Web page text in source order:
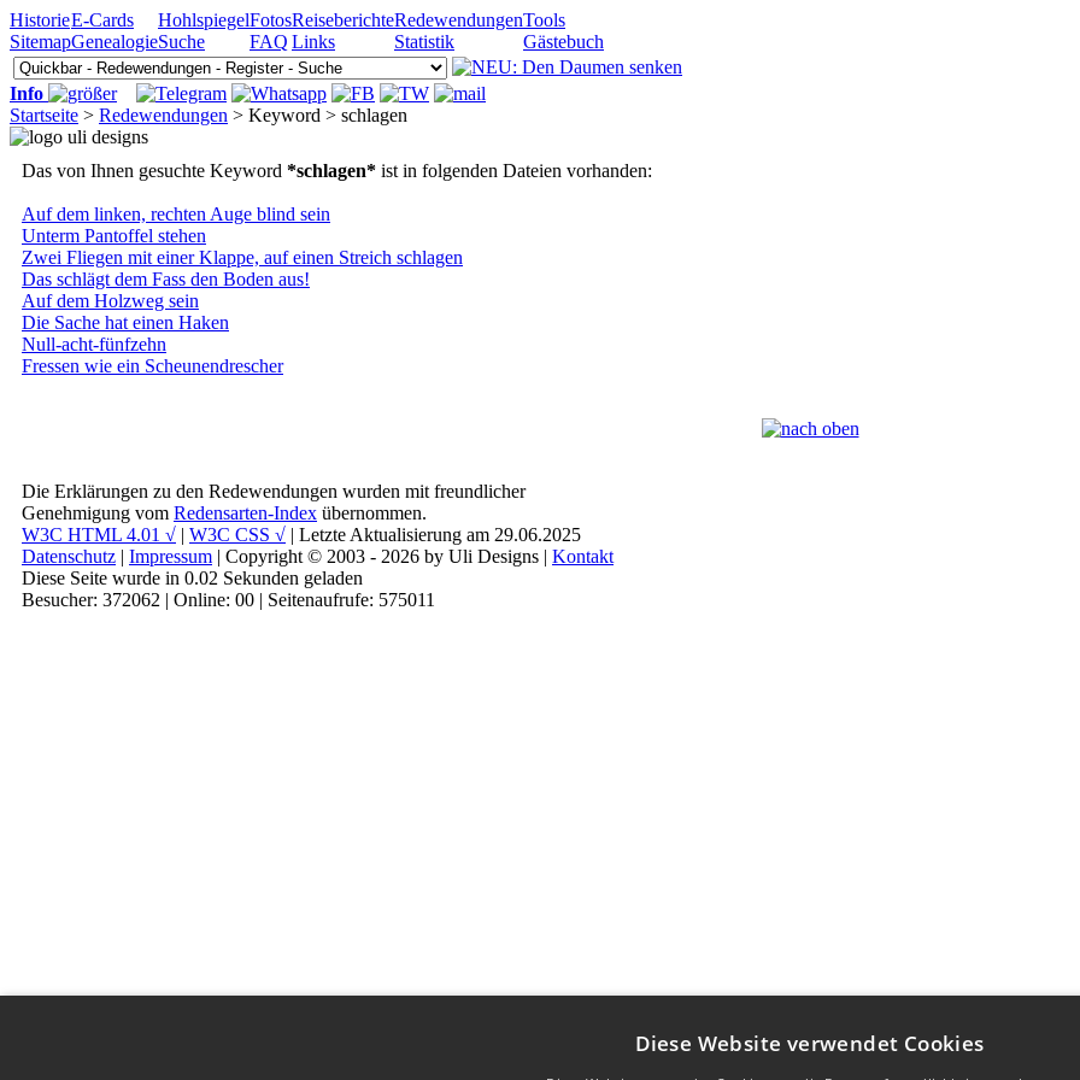
HistorieE-Cards HohlspiegelFotosReiseberichteRedewendungenTools
SitemapGenealogieSuche FAQ Links Statistik Gästebuch
Info
Startseite > Redewendungen > Keyword > schlagen
Das von Ihnen gesuchte Keyword *schlagen* ist in folgenden Dateien vorhanden:
Auf dem linken, rechten Auge blind sein
Unterm Pantoffel stehen
Zwei Fliegen mit einer Klappe, auf einen Streich schlagen
Das schlägt dem Fass den Boden aus!
Auf dem Holzweg sein
Die Sache hat einen Haken
Null-acht-fünfzehn
Fressen wie ein Scheunendrescher
Die Erklärungen zu den Redewendungen wurden mit freundlicher
Genehmigung vom Redensarten-Index übernommen.
W3C HTML 4.01 √ | W3C CSS √ | Letzte Aktualisierung am 29.06.2025
Datenschutz | Impressum | Copyright © 2003 - 2026 by Uli Designs | Kontakt
Diese Seite wurde in 0.02 Sekunden geladen
Besucher: 372062 | Online: 00 | Seitenaufrufe: 575011
Diese Website verwendet Cookies